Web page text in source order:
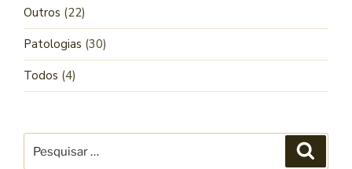
Outros (22)
Patologias (30)
Todos (4)